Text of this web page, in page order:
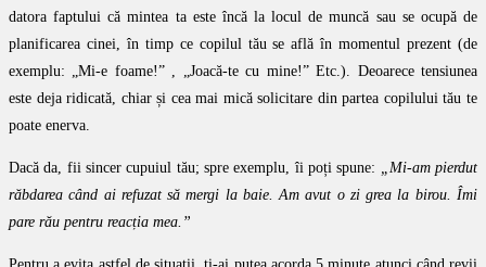
datora faptului că mintea ta este încă la locul de muncă sau se ocupă de
planificarea cinei, în timp ce copilul tău se află în momentul prezent (de
exemplu: „Mi-e foame!” , „Joacă-te cu mine!” Etc.). Deoarece tensiunea
este deja ridicată, chiar și cea mai mică solicitare din partea copilului tău te
poate enerva.
Dacă da, fii sincer cupuiul tău; spre exemplu, îi poți spune: „Mi-am pierdut
răbdarea când ai refuzat să mergi la baie. Am avut o zi grea la birou. Îmi
pare rău pentru reacția mea. ”